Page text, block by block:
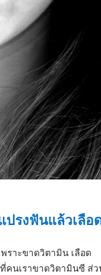
ปรงฟันแล้วเลือ
ราะขาดวิตามิน เลือด
คนเราขาดวิตามินซี ส่